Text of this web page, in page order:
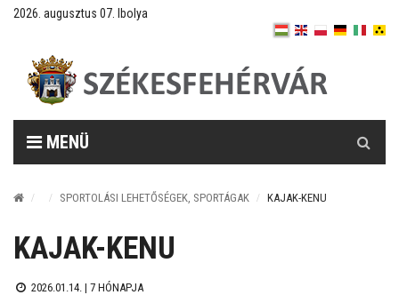
2026. augusztus 07. Ibolya
MENÜ
SPORTOLÁSI LEHETŐSÉGEK, SPORTÁGAK KAJAK-KENU
KAJAK-KENU
2026.01.14. | 7 HÓNAPJA